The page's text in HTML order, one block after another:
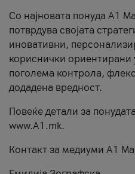
Со најновата понуда А1
потврдува својата
иновативни,
кориснички ориентирани
поголема контрола,
додадена вредност.
Повеќе детали за
www.А1.mk.
Контакт за медиуми А1